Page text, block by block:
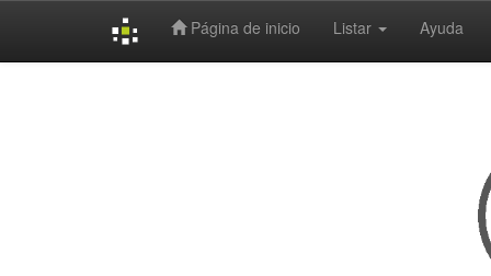
Página de inicio Listar Ayuda